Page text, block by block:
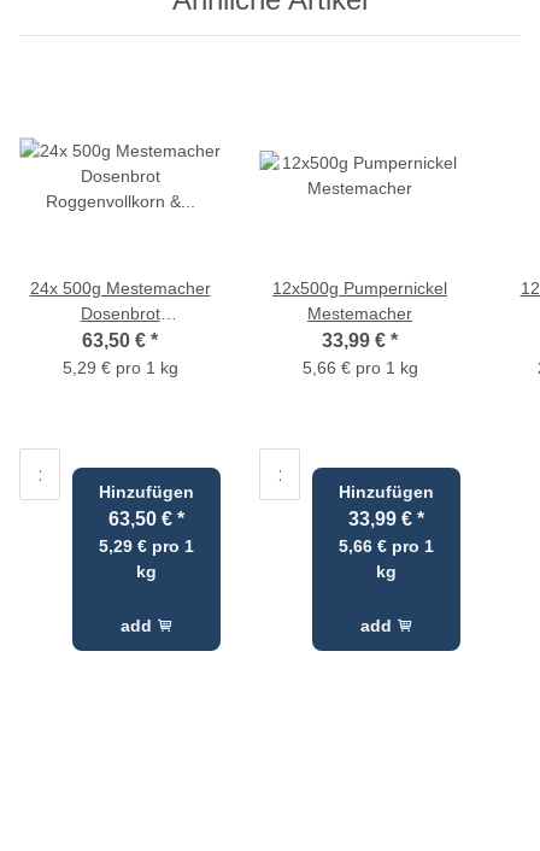
24x 500g Mestemacher
Dosenbrot
Roggenvollkorn &
Pumpernickel
63,50 € *
5,29 € pro 1 kg
Hinzufügen
63,50 €*
5,29 € pro 1
kg
add
12x500g Pumpernickel
Mestemacher
33,99 € *
5,66 € pro 1 kg
Hinzufügen
33,99 €*
5,66 € pro 1
kg
add